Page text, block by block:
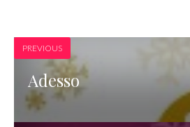
PREVIOUS
Adesso